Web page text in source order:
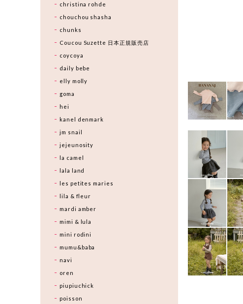
christina rohde
chouchou shasha
chunks
Coucou Suzette 日本正規販売店
coycoya
daily bebe
elly molly
goma
hei
kanel denmark
jm snail
jejeunosity
la camel
lala land
les petites maries
lila & fleur
mardi amber
mimi & lula
mini rodini
mumu&baba
navi
oren
piupiuchick
poisson